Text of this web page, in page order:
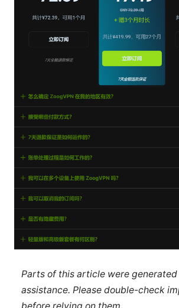
Parts of this article were
assistance. Please double-check
before relying on them.